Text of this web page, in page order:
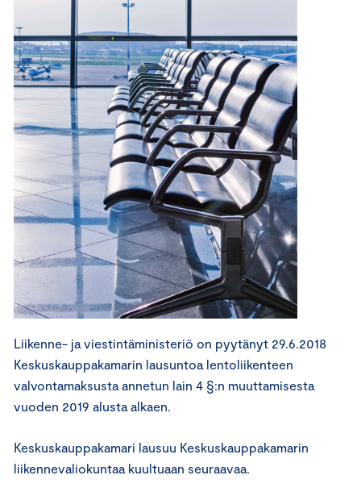
Liikenne- ja viestintäministeriö on pyytänyt 29.6.2018
Keskuskauppakamarin lausuntoa lentoliikenteen
valvontamaksusta annetun lain 4 §:n muuttamisesta
vuoden 2019 alusta alkaen.
Keskuskauppakamari lausuu Keskuskauppakamarin
liikennevaliokuntaa kuultuaan seuraavaa.